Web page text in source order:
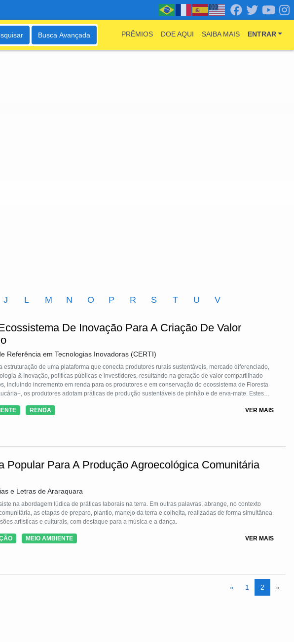
Busca Avançada PRÊMIOS DOE AQUI SAIBA MAIS ENTRAR
J L M N O P R S T U V
De Inovação Para A Criação De Valor
Referência em Tecnologias Inovadoras (CERTI)
estruturação de uma plataforma que conecta produtores rurais sustentáveis, mercado diferenciado,
& Inovação, políticas públicas e investidores, resultando na geração de valor compartilhado
incluindo incremento em renda para os produtores e em conservação do ecossistema de Floresta
os produtores adotam práticas de produção sustentáveis de pinhão e de erva-mate. Estes
e sustentáveis.
RENDA VER MAIS
Popular Para A Produção Agroecológica Comunitária
e Letras de Araraquara
na abordagem lúdica de práticas laborais na terra. Em outras palavras, abrange, no contexto
as etapas de preparo, plantio, manejo da terra e colheita, realizadas de forma simultânea
artísticas e culturais, com destaque para a música e a dança.
MEIO AMBIENTE VER MAIS
« 1 2 »